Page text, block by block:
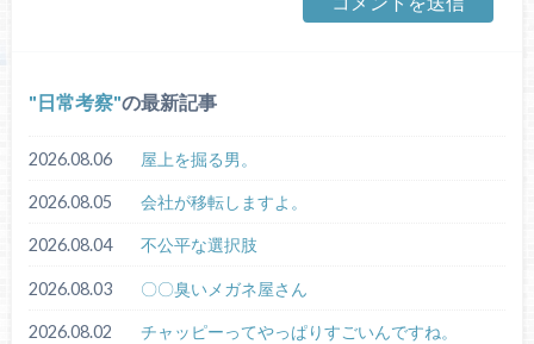
日常考察 の最新記事
2026.08.06 屋上を掘る男。
2026.08.05 会社が移転しますよ。
2026.08.04 不公平な選択肢
2026.08.03 〇〇臭いメガネ屋さん
2026.08.02 チャッピーってやっぱりすごいんですね。